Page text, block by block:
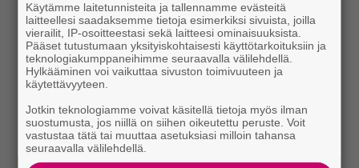
Käytämme laitetunnisteita ja tallennamme evästeitä
laitteellesi saadaksemme tietoja esimerkiksi sivuista, joilla
vierailit, IP-osoitteestasi sekä laitteesi ominaisuuksista.
Pääset tutustumaan yksityiskohtaisesti käyttötarkoituksiin ja
teknologiakumppaneihimme seuraavalla välilehdellä.
Hylkääminen voi vaikuttaa sivuston toimivuuteen ja
käytettävyyteen.
Jotkin teknologiamme voivat käsitellä tietoja myös ilman
suostumusta, jos niillä on siihen oikeutettu peruste. Voit
vastustaa tätä tai muuttaa asetuksiasi milloin tahansa
seuraavalla välilehdellä.